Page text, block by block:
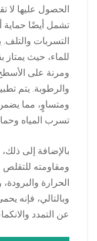
الحصول عليها لا
تشمل أيضًا حماية
التسربات والتلف.
للماء، حيث
ومرنة على
والرطوبة. يتم
ومتساوٍ، مما
تسرب المياه
بالإضافة إلى ذلك،
ومقاومته للتقلص
الحرارة والبرودة،
وبالتالي، فإنه
عن التمدد